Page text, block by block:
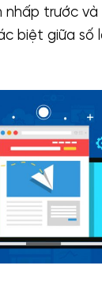
nhấp trước
biệt giữa số